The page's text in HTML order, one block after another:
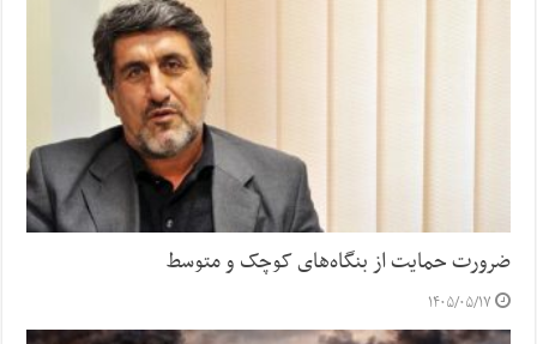
ضرورت حمایت از بنگاه‌های کوچک و متوسط
۱۴۰۵/۰۵/۱۷